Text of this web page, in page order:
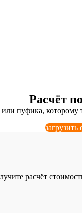
Расчёт
пуфика, которому
загрузить
расчёт